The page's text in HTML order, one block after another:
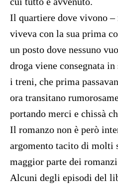
Il quartiere dove vivono –
viveva con la sua prima
un posto dove nessuno
droga viene consegnata
i treni, che prima
ora transitano
portando merci e chissà
Il romanzo non è però
argomento tacito di molti
maggior parte dei
Alcuni degli episodi del